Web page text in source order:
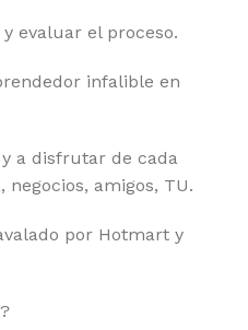
evaluar el proceso.
infalible en
a disfrutar de cada
amigos, TU.
por Hotmart y